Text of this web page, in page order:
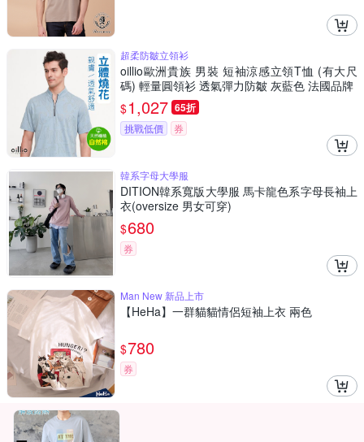
超柔防皺立領衫
oillio歐洲貴族 男裝 短袖涼感立領T恤 (有大尺
碼) 輕量圓領衫 透氣彈力防皺 灰藍色 法國品牌
$1,027 65折
挑戰低價 券
韓系字母大學服
DITION韓系寬版大學服 馬卡龍色系字母長袖上
衣(oversize 男女可穿)
$680
券
Man New 新品上市
【HeHa】一群貓貓情侶短袖上衣 兩色
$780
券